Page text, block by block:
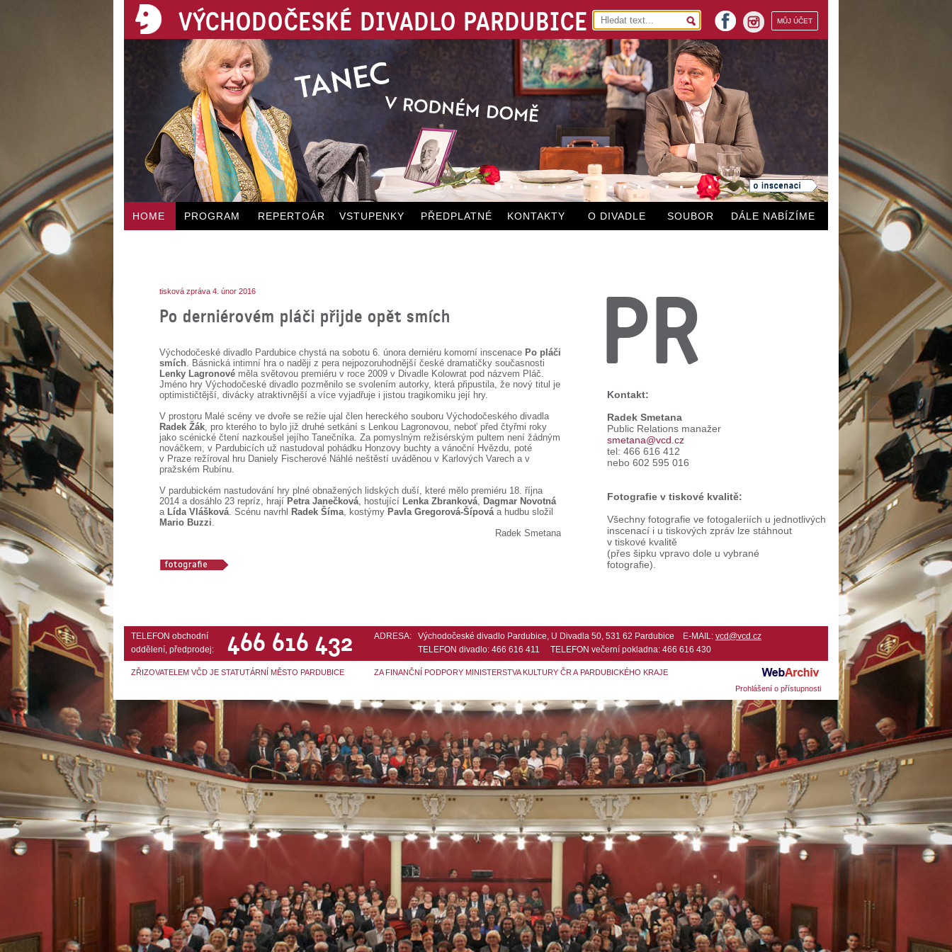
VÝCHODOČESKÉ DIVADLO PARDUBICE MŮJ ÚČET
instagram
facebook
HOME PROGRAM REPERTOÁR VSTUPENKY PŘEDPLATNÉ KONTAKTY O DIVADLE SOUBOR DÁLE NABÍZÍME
tisková zpráva 4. únor 2016
Po derniérovém pláči přijde opět smích
Východočeské divadlo Pardubice chystá na sobotu 6. února derniéru komorní inscenace Po pláči
smích. Básnická intimní hra o naději z pera nejpozoruhodnější české dramatičky současnosti
Lenky Lagronové měla světovou premiéru v roce 2009 v Divadle Kolowrat pod názvem Pláč.
Jméno hry Východočeské divadlo pozměnilo se svolením autorky, která připustila, že nový titul je
optimističtější, divácky atraktivnější a více vyjadřuje i jistou tragikomiku její hry.
V prostoru Malé scény ve dvoře se režie ujal člen hereckého souboru Východočeského divadla
Radek Žák, pro kterého to bylo již druhé setkání s Lenkou Lagronovou, neboť před čtyřmi roky
jako scénické čtení nazkoušel jejího Tanečníka. Za pomyslným režisérským pultem není žádným
nováčkem, v Pardubicích už nastudoval pohádku Honzovy buchty a vánoční Hvězdu, poté
v Praze režíroval hru Daniely Fischerové Náhlé neštěstí uváděnou v Karlových Varech a v
pražském Rubínu.
V pardubickém nastudování hry plné obnažených lidských duší, které mělo premiéru 18. října
2014 a dosáhlo 23 repríz, hrají Petra Janečková, hostující Lenka Zbranková, Dagmar Novotná
a Lída Vlášková. Scénu navrhl Radek Šíma, kostýmy Pavla Gregorová-Šípováa hudbu složil
Mario Buzzi.
Radek Smetana
PR
Kontakt:
Radek Smetana
Public Relations manažer
smetana@vcd.cz
tel: 466 616 412
nebo 602 595 016
Fotografie v tiskové kvalitě:
Všechny fotografie ve fotogaleriích u jednotlivých
inscenací i u tiskových zpráv lze stáhnout
v tiskové kvalitě
(přes šipku vpravo dole u vybrané
fotografie).
TELEFON obchodní
oddělení, předprodej:
466 616 432 ADRESA: Východočeské divadlo Pardubice, U Divadla 50, 531 62 Pardubice E-MAIL: vcd@vcd.cz
TELEFON divadlo: 466 616 411 TELEFON večerní pokladna: 466 616 430
ZŘIZOVATELEM VČD JE STATUTÁRNÍ MĚSTO PARDUBICE
ZA FINANČNÍ PODPORY MINISTERSTVA KULTURY ČR A PARDUBICKÉHO KRAJE
Prohlášení o přístupnosti